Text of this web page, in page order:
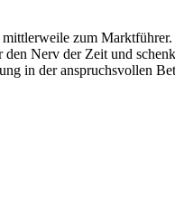
zum
Nerv der Zeit und
in der anspruchsvollen